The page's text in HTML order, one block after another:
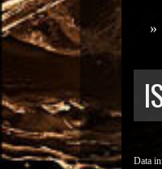
»
Data